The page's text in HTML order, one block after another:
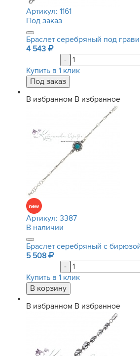
Артикул: 1161
Под заказ
Браслет серебряный под
4 543
-
Купить в 1 клик
В избранном В избранное
Артикул: 3387
В наличии
Браслет серебряный с
5 508
-
Купить в 1 клик
В избранном В избранное